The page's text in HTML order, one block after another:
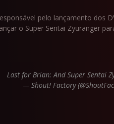
pelo lançamento dos
o Super Sentai Zyuranger
Last for Brian: And Super Sentai
— Shout! Factory